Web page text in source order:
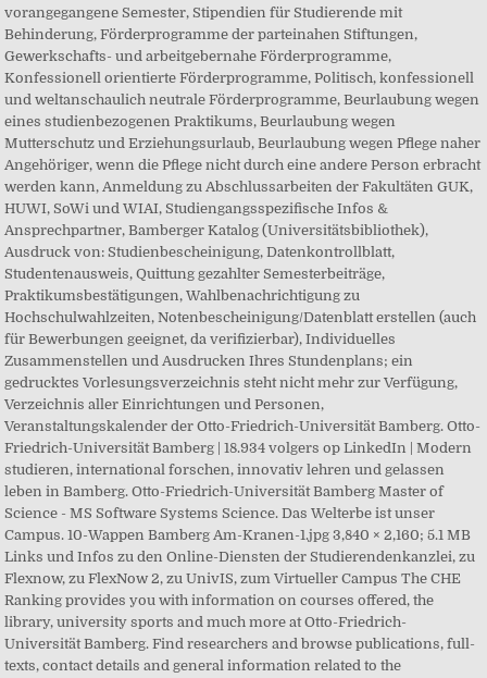
vorangegangene Semester, Stipendien für Studierende mit
Behinderung, Förderprogramme der parteinahen Stiftungen,
Gewerkschafts- und arbeitgebernahe Förderprogramme,
Konfessionell orientierte Förderprogramme, Politisch, konfessionell
und weltanschaulich neutrale Förderprogramme, Beurlaubung wegen
eines studienbezogenen Praktikums, Beurlaubung wegen
Mutterschutz und Erziehungsurlaub, Beurlaubung wegen Pflege naher
Angehöriger, wenn die Pflege nicht durch eine andere Person erbracht
werden kann, Anmeldung zu Abschlussarbeiten der Fakultäten GUK,
HUWI, SoWi und WIAI, Studiengangsspezifische Infos &
Ansprechpartner, Bamberger Katalog (Universitätsbibliothek),
Ausdruck von: Studienbescheinigung, Datenkontrollblatt,
Studentenausweis, Quittung gezahlter Semesterbeiträge,
Praktikumsbestätigungen, Wahlbenachrichtigung zu
Hochschulwahlzeiten, Notenbescheinigung/Datenblatt erstellen (auch
für Bewerbungen geeignet, da verifizierbar), Individuelles
Zusammenstellen und Ausdrucken Ihres Stundenplans; ein
gedrucktes Vorlesungsverzeichnis steht nicht mehr zur Verfügung,
Verzeichnis aller Einrichtungen und Personen,
Veranstaltungskalender der Otto-Friedrich-Universität Bamberg. Otto-
Friedrich-Universität Bamberg | 18.934 volgers op LinkedIn | Modern
studieren, international forschen, innovativ lehren und gelassen
leben in Bamberg. Otto-Friedrich-Universität Bamberg Master of
Science - MS Software Systems Science. Das Welterbe ist unser
Campus. 10-Wappen Bamberg Am-Kranen-1.jpg 3,840 × 2,160; 5.1 MB
Links und Infos zu den Online-Diensten der Studierendenkanzlei, zu
Flexnow, zu FlexNow 2, zu UnivIS, zum Virtueller Campus The CHE
Ranking provides you with information on courses offered, the
library, university sports and much more at Otto-Friedrich-
Universität Bamberg. Find researchers and browse publications, full-
texts, contact details and general information related to the